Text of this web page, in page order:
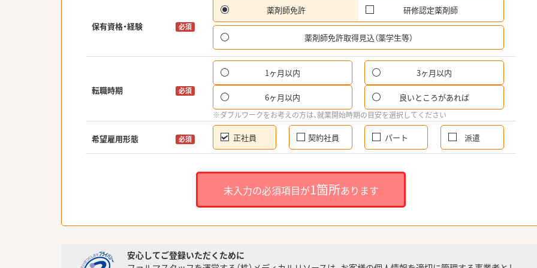
保有資格・経験 必須
薬剤師免許 研修認定薬剤師
薬剤師免許取得見込（薬学生等）
転職時期 必須
1ヶ月以内 3ヶ月以内
6ヶ月以内 良いところがあれば
※ダブルワークをお考えの方は、就業開始時期の目安を選択してください
希望雇用形態 必須 正社員 契約社員 パート 派遣
未入力の必須項目が1箇所あります
安心してご登録いただくために